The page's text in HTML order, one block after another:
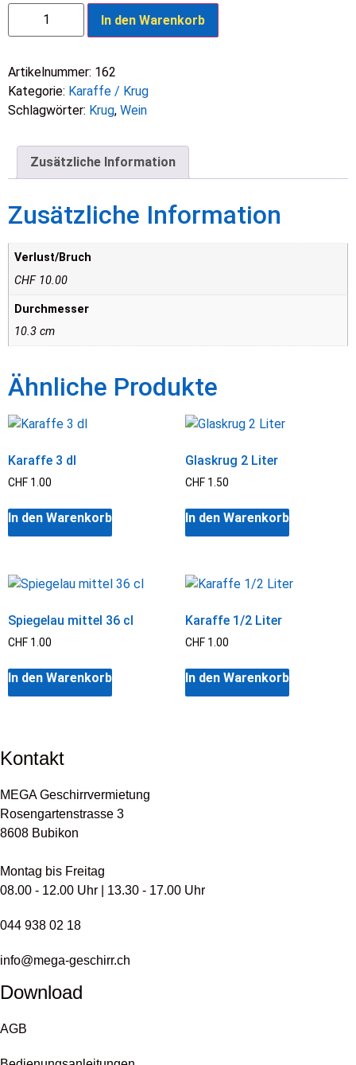
Karaffe
Liter
In den Warenkorb
Artikelnummer: 162
Kategorie: Karaffe / Krug
Schlagwörter: Krug, Wein
Zusätzliche Information
Zusätzliche Information
Verlust/Bruch
CHF 10.00
Durchmesser
10.3 cm
Ähnliche Produkte
Karaffe 3 dl
CHF 1.00
In den Warenkorb
Glaskrug 2 Liter
CHF1.50
In den Warenkorb
Spiegelau mittel 36 cl
CHF 1.00
In den Warenkorb
Karaffe 1/2 Liter
CHF1.00
In den Warenkorb
Kontakt
MEGA Geschirrvermietung
Rosengartenstrasse 3
8608 Bubikon
Montag bis Freitag
08.00 - 12.00 Uhr | 13.30 - 17.00 Uhr
044 938 02 18
info@mega-geschirr.ch
Download
AGB